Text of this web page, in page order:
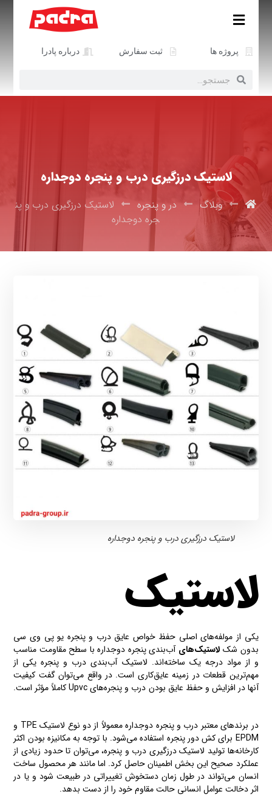
پروژه ها ثبت سفارش درباره پادرا
لاستیک درزگیری درب و پنجره دوجداره
وبلاگ در و پنجره
لاستیک درزگیری درب و پن
جره دوجداره
لاستیک درزگیری درب و پنجره دوجداره
لاستیک
یکی از مولفه‌های اصلی حفظ خواص عایق درب و پنجره یو پی وی سی
بدون شک لاستیک‌های آب‌بندی پنجره دوجداره با سطح مقاومت مناسب
و از مواد درجه یک ساخته‌اند. لاستیک آب‌بندی درب و پنجره یکی از
مهم‌ترین قطعات در زمینه عایق‌کاری است. در واقع می‌توان گفت کیفیت
آنها در افزایش و حفظ عایق بودن درب و پنجره‌های Upvc کاملاً مؤثر است.
در برندهای معتبر درب و پنجره دوجداره معمولاً از دو نوع لاستیک TPE و
EPDM برای کش دور پنجره استفاده می‌شود. با توجه به مکانیزه بودن اکثر
کارخانه‌ها تولید لاستیک درزگیری درب و پنجره، می‌توان تا حدود زیادی از
عملکرد صحیح این بخش اطمینان حاصل کرد. اما مانند هر محصول ساخت
انسان می‌تواند در طول زمان دستخوش تغییراتی در طبیعت شود و یا در
اثر دخالت عوامل انسانی حالت مقاوم خود را از دست بدهد.